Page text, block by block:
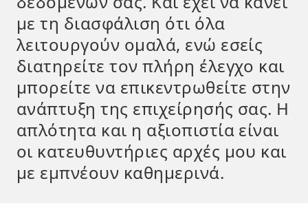
με τη διασφάλιση ότι όλα
λειτουργούν ομαλά, ενώ εσείς
διατηρείτε τον πλήρη έλεγχο και
μπορείτε να επικεντρωθείτε στην
ανάπτυξη της επιχείρησής σας. Η
απλότητα και η αξιοπιστία είναι
οι κατευθυντήριες αρχές μου και
με εμπνέουν καθημερινά.